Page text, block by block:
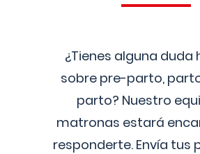
¿Tienes alguna duda
sobre pre-parto,
parto? Nuestro
matronas estará
responderte. Envía tus